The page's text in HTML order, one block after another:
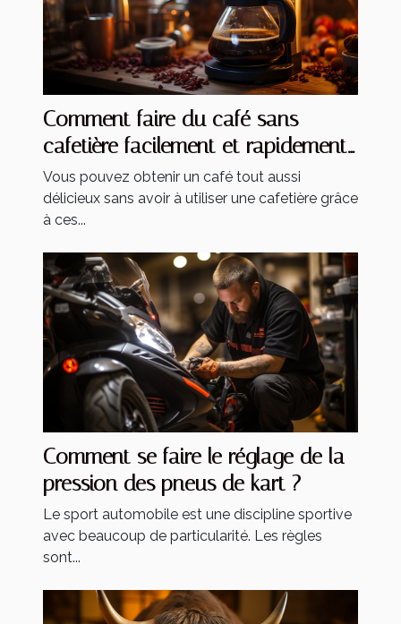
Comment faire du café sans
cafetière facilement et rapidement
?
Vous pouvez obtenir un café tout aussi
délicieux sans avoir à utiliser une cafetière grâce
à ces...
Comment se faire le réglage de la
pression des pneus de kart ?
Le sport automobile est une discipline sportive
avec beaucoup de particularité. Les règles
sont...